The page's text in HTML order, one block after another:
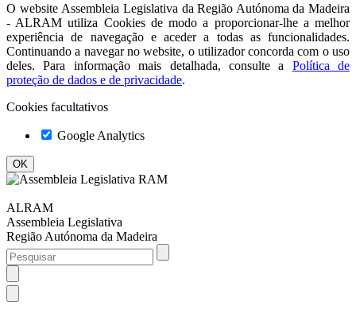
O website Assembleia Legislativa da Região Autónoma da Madeira
- ALRAM utiliza Cookies de modo a proporcionar-lhe a melhor
experiência de navegação e aceder a todas as funcionalidades.
Continuando a navegar no website, o utilizador concorda com o uso
deles. Para informação mais detalhada, consulte a
Política de
proteção de dados e de privacidade.
Cookies facultativos
Google Analytics
ALRAM
Assembleia Legislativa
Região Autónoma da Madeira